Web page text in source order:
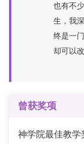
也有不
生，我
终是一
却可以改
曾获奖项
神学院最佳教学